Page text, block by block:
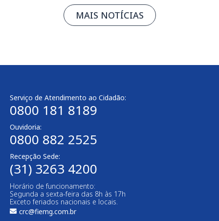
MAIS NOTÍCIAS
Serviço de Atendimento ao Cidadão:
0800 181 8189
Ouvidoria:
0800 882 2525
Recepção Sede:
(31) 3263 4200
Horário de funcionamento:
Segunda a sexta-feira das 8h às 17h
Exceto feriados nacionais e locais.
crc@fiemg.com.br